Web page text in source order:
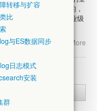
ES是用Java语言开发的，
布，是一种流行的企业级
Read More
转移与扩容
比
与ES数据同步
日志模式
安装
群